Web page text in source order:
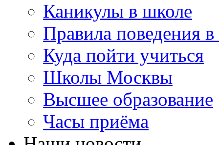
Каникулы в школе
Правила поведения
Куда пойти учиться
Школы Москвы
Высшее образование
Часы приёма